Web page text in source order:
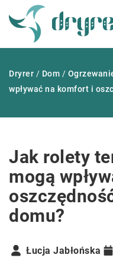
Dryrer / Dom /
wpływać na komfort i
Jak rolety
mogą
domu?
Łucja Jabłońska